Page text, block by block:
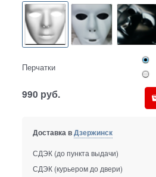
Перчатки
990 руб.
Доставка вДзержинск
СДЭК (до пункта выдачи)
СДЭК (курьером до двери)